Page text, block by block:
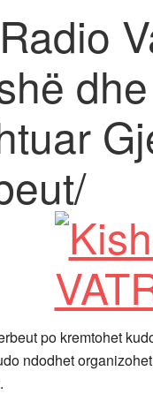
po kremtohet
ndodhet